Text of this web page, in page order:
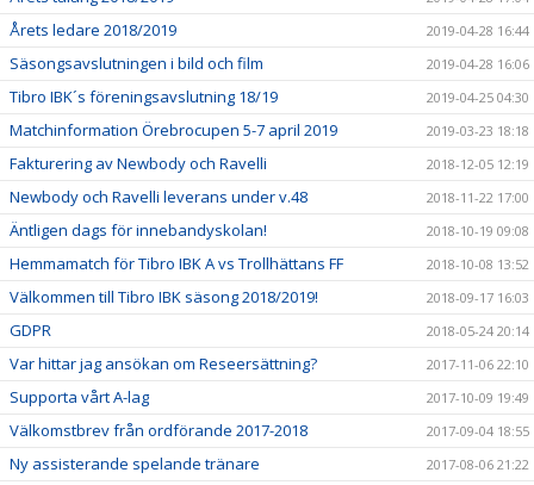
Årets ledare 2018/2019 2019-04-28 16:44
Säsongsavslutningen i bild och film 2019-04-28 16:06
Tibro IBK´s föreningsavslutning 18/19 2019-04-25 04:30
Matchinformation Örebrocupen 5-7 april 2019 2019-03-23 18:18
Fakturering av Newbody och Ravelli 2018-12-05 12:19
Newbody och Ravelli leverans under v.48 2018-11-22 17:00
Äntligen dags för innebandyskolan! 2018-10-19 09:08
Hemmamatch för Tibro IBK A vs Trollhättans FF 2018-10-08 13:52
Välkommen till Tibro IBK säsong 2018/2019! 2018-09-17 16:03
GDPR 2018-05-24 20:14
Var hittar jag ansökan om Reseersättning? 2017-11-06 22:10
Supporta vårt A-lag 2017-10-09 19:49
Välkomstbrev från ordförande 2017-2018 2017-09-04 18:55
Ny assisterande spelande tränare 2017-08-06 21:22